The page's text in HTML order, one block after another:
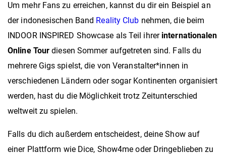
Um mehr Fans zu erreichen, kannst du dir ein Beispiel an
der indonesischen Band Reality Club nehmen, die beim
INDOOR INSPIRED Showcase als Teil ihrer internationalen
Online Tour diesen Sommer aufgetreten sind. Falls du
mehrere Gigs spielst, die von Veranstalter*innen in
verschiedenen Ländern oder sogar Kontinenten organisiert
werden, hast du die Möglichkeit trotz Zeitunterschied
weltweit zu spielen.
Falls du dich außerdem entscheidest, deine Show auf
einer Plattform wie Dice, Show4me oder Dringeblieben zu